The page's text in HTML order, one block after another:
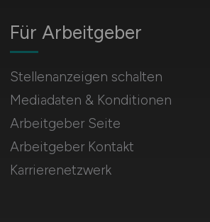
Für Arbeitgeber
Stellenanzeigen schalten
Mediadaten & Konditionen
Arbeitgeber Seite
Arbeitgeber Kontakt
Karrierenetzwerk